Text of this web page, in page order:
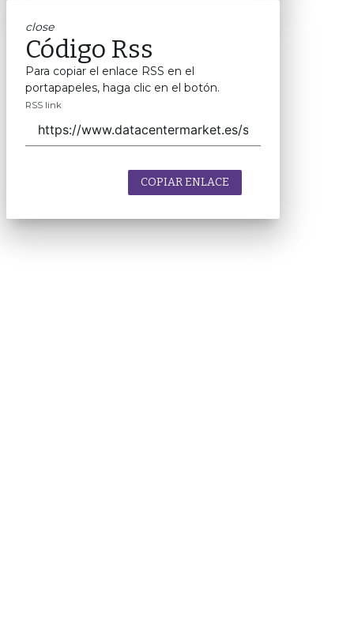
close
Código Rss
Para copiar el enlace RSS en el
portapapeles, haga clic en el botón.
RSS link
COPIAR ENLACE